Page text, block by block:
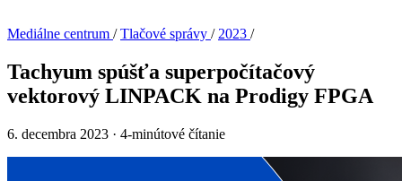
Mediálne centrum /Tlačové správy / 2023 /
Tachyum spúšťa superpočítačový
vektorový LINPACK na Prodigy FPGA
6. decembra 2023 · 4-minútové čítanie